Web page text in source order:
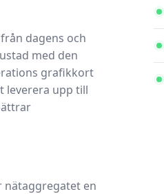
dagens och
med den
grafikkort
leverera upp till
nätaggregatet en